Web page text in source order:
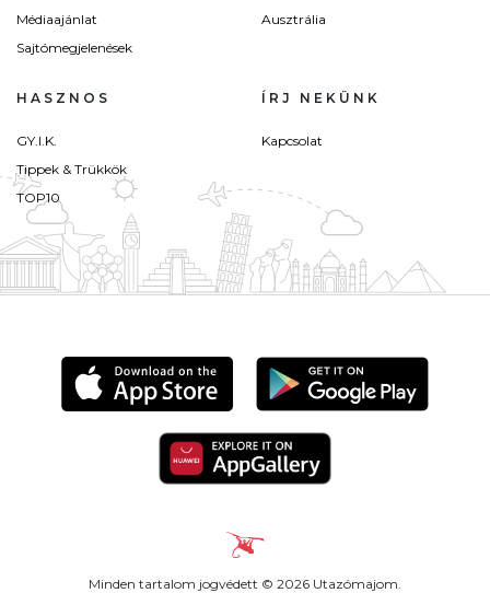
Médiaajánlat
Sajtómegjelenések
Ausztrália
HASZNOS
GY.I.K.
Tippek & Trükkök
TOP10
ÍRJ NEKÜNK
Kapcsolat
Minden tartalom jogvédett © 2026 Utazómajom.